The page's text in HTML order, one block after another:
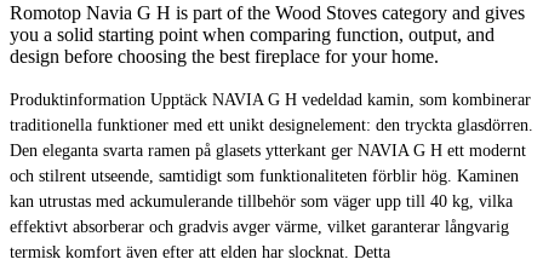
Romotop Navia G H is part of the Wood Stoves category and gives
you a solid starting point when comparing function, output, and
design before choosing the best fireplace for your home.
Produktinformation Upptäck NAVIA G H vedeldad kamin, som kombinerar
traditionella funktioner med ett unikt designelement: den tryckta glasdörren.
Den eleganta svarta ramen på glasets ytterkant ger NAVIA G H ett modernt
och stilrent utseende, samtidigt som funktionaliteten förblir hög. Kaminen
kan utrustas med ackumulerande tillbehör som väger upp till 40 kg, vilka
effektivt absorberar och gradvis avger värme, vilket garanterar långvarig
termisk komfort även efter att elden har slocknat. Detta